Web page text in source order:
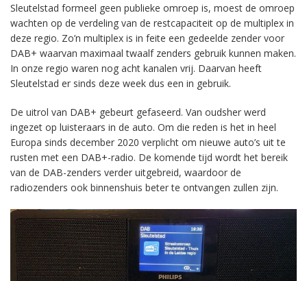
Sleutelstad formeel geen publieke omroep is, moest de omroep
wachten op de verdeling van de restcapaciteit op de multiplex in
deze regio. Zo’n multiplex is in feite een gedeelde zender voor
DAB+ waarvan maximaal twaalf zenders gebruik kunnen maken.
In onze regio waren nog acht kanalen vrij. Daarvan heeft
Sleutelstad er sinds deze week dus een in gebruik.
De uitrol van DAB+ gebeurt gefaseerd. Van oudsher werd
ingezet op luisteraars in de auto. Om die reden is het in heel
Europa sinds december 2020 verplicht om nieuwe auto’s uit te
rusten met een DAB+-radio. De komende tijd wordt het bereik
van de DAB-zenders verder uitgebreid, waardoor de
radiozenders ook binnenshuis beter te ontvangen zullen zijn.